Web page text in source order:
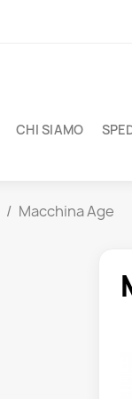
CHI SIAMO
Macchina Age